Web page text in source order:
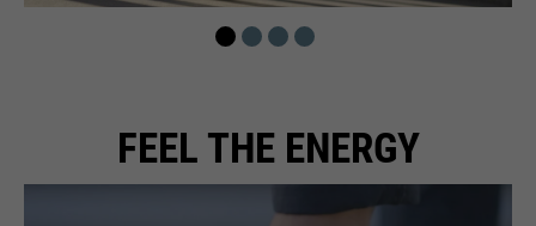
FEEL THE ENERGY